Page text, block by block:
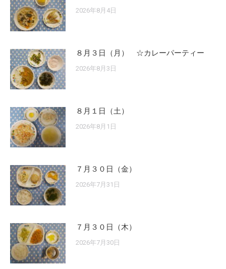
2026年8月4日
８月３日（月） ☆カレーパーティー
2026年8月3日
８月１日（土）
2026年8月1日
７月３０日（金）
2026年7月31日
７月３０日（木）
2026年7月30日